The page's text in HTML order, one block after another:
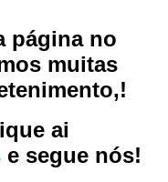
página no
muitas
ai
e segue nós!